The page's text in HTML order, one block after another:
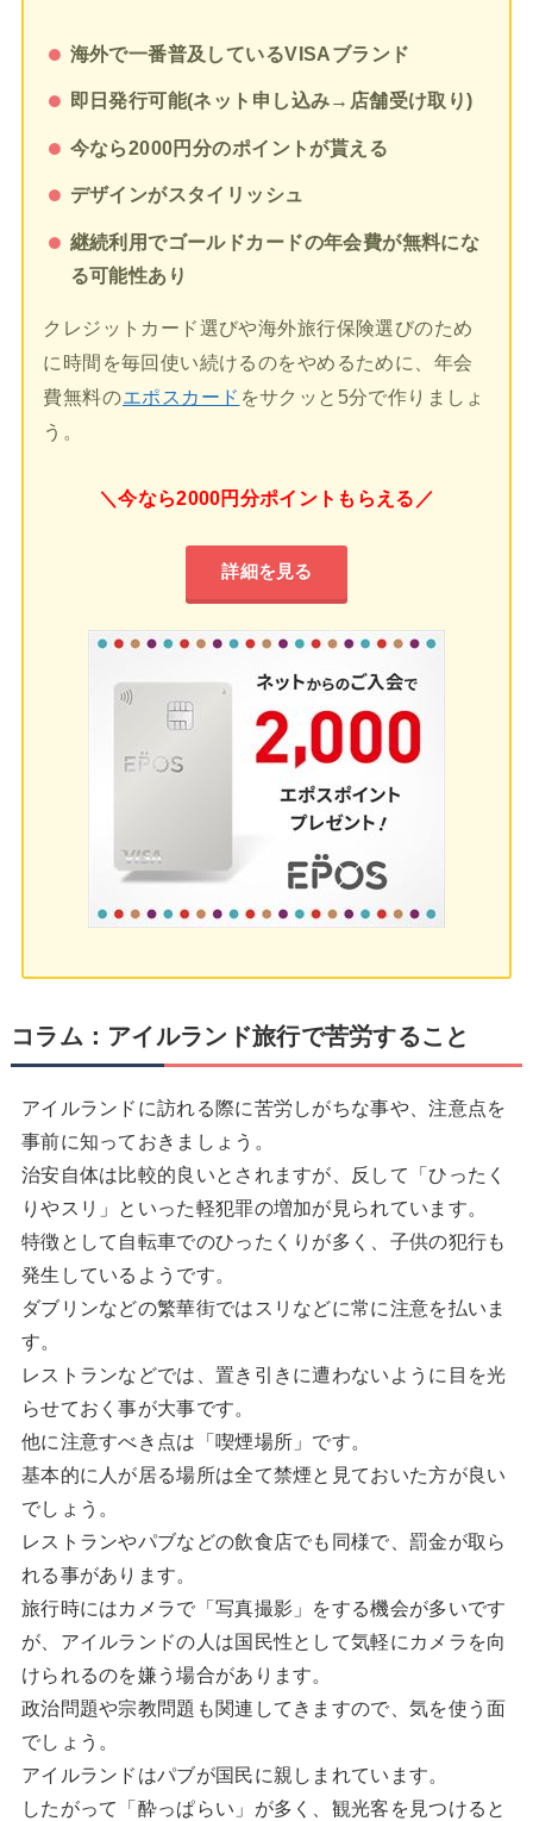
海外で一番普及しているVISAブランド
即日発行可能(ネット申し込み→店舗受け取り)
今なら2000円分のポイントが貰える
デザインがスタイリッシュ
継続利用でゴールドカードの年会費が無料にな
る可能性あり
クレジットカード選びや海外旅行保険選びのため
に時間を毎回使い続けるのをやめるために、年会
費無料のエポスカード をサクッと5分で作りましょ
う。
＼今なら2000円分ポイントもらえる／
詳細を見る
コラム：アイルランド旅行で苦労すること
アイルランドに訪れる際に苦労しがちな事や、注意点を
事前に知っておきましょう。
治安自体は比較的良いとされますが、反して「ひったく
りやスリ」といった軽犯罪の増加が見られています。
特徴として自転車でのひったくりが多く、子供の犯行も
発生しているようです。
ダブリンなどの繁華街ではスリなどに常に注意を払いま
す。
レストランなどでは、置き引きに遭わないように目を光
らせておく事が大事です。
他に注意すべき点は「喫煙場所」です。
基本的に人が居る場所は全て禁煙と見ておいた方が良い
でしょう。
レストランやパブなどの飲食店でも同様で、罰金が取ら
れる事があります。
旅行時にはカメラで「写真撮影」をする機会が多いです
が、アイルランドの人は国民性として気軽にカメラを向
けられるのを嫌う場合があります。
政治問題や宗教問題も関連してきますので、気を使う面
でしょう。
アイルランドはパブが国民に親しまれています。
したがって「酔っぱらい」が多く、観光客を見つけると